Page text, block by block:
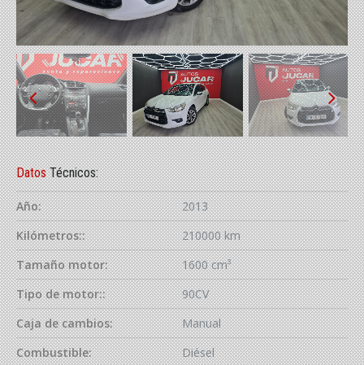
DatosTécnicos:
Año:
2013
Kilómetros::
210000 km
Tamaño motor:
1600 cm³
Tipo de motor::
90CV
Caja de cambios:
Manual
Combustible:
Diésel